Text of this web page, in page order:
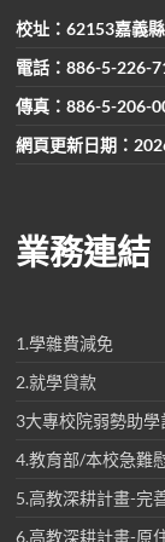
校址：62153嘉義
電話：886-5-226-
傳真：886-5-206-
網頁更新日期：
業務連結
1.學雜費減免
2.就學貸款
3大專校院弱勢助
4.教育部/本校急難
5.高教深耕計畫-完
6.高教深耕計畫-原